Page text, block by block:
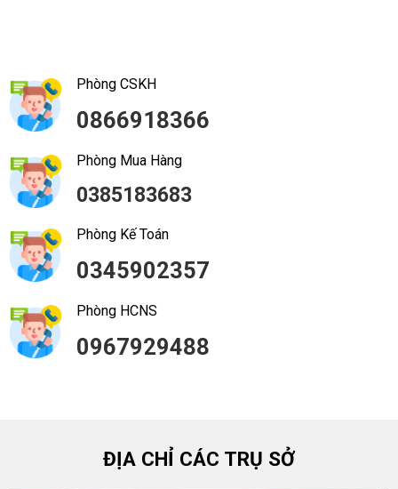
Phòng CSKH
0866918366
Phòng Mua Hàng
0385183683
Phòng Kế Toán
0345902357
Phòng HCNS
0967929488
ĐỊA CHỈ CÁC TRỤ SỞ